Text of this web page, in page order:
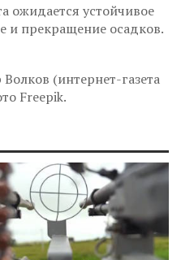
ожидается устойчивое
и прекращение осадков.
(интернет-газета
Freepik.